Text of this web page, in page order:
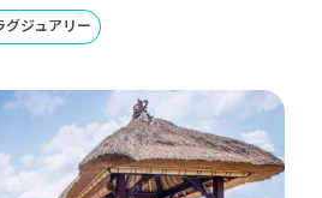
グジュアリー